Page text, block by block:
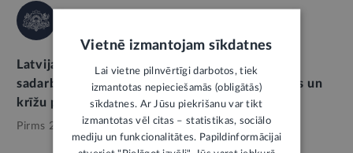
Latvijas un Igaunijas iekšlietu ministri stiprina
sadarbību robežas drošības, civilās aizsardzības un
krīžu pārvaldības jomā
Pirms 2 nedēļām, Drošība
Vietnē izmantojam sīkdatnes
Lai vietne pilnvērtīgi darbotos, tiek
izmantotas nepieciešamās (obligātās)
sīkdatnes. Ar Jūsu piekrišanu var tikt
izmantotas vēl citas – statistikas, sociālo
mediju un funkcionalitātes. Papildinformācijai